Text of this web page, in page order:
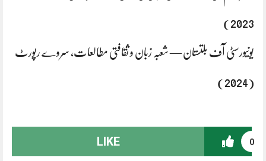
2023)
یونیورسٹی آف بلتستان — شعبہ زبان و ثقافتی مطالعات، سروے رپورٹ
(2024)
0
LIKE